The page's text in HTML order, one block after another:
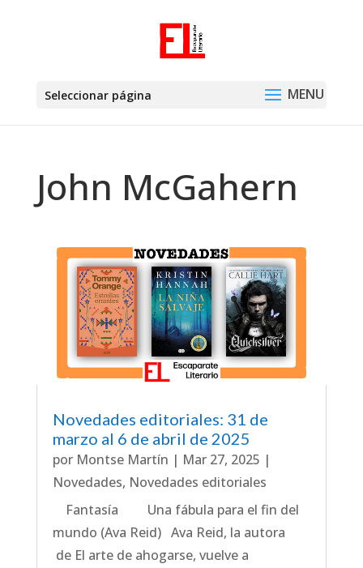
Seleccionar página
John McGahern
Novedades editoriales: 31 de
marzo al 6 de abril de 2025
por Montse Martín | Mar 27, 2025 |
Novedades, Novedades editoriales
Fantasía Una fábula para el fin del
mundo (Ava Reid) Ava Reid, la autora
de El arte de ahogarse, vuelve a